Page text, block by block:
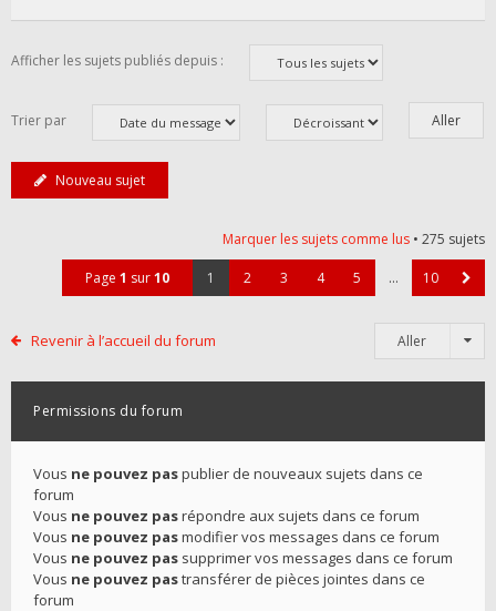
Afficher les sujets publiés depuis :
Trier par
Nouveau sujet
Marquer les sujets comme lus • 275 sujets
Page 1 sur10 1 2 3 4 5 … 10
Revenir à l’accueil du forum Aller
Permissions du forum
Vous ne pouvez paspublier de nouveaux sujets dans ce
forum
Vous ne pouvez pasrépondre aux sujets dans ce forum
Vous ne pouvez pasmodifier vos messages dans ce forum
Vous ne pouvez pas supprimer vos messages dans ce forum
Vous ne pouvez pastransférer de pièces jointes dans ce
forum